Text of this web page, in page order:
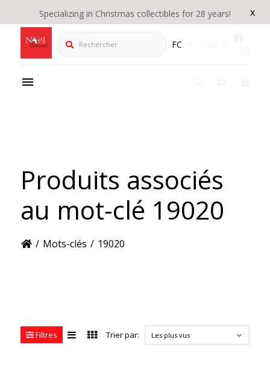
x
Specializing in Christmas collectibles for 28 years!
Rechercher FC
Produits associés
au mot-clé 19020
/ Mots-clés / 19020
Filtres Trier par: Les plus vus